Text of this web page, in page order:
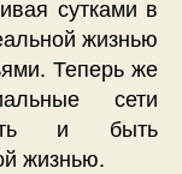
сутками в
жизнью
Теперь же
сети
и быть
жизнью.